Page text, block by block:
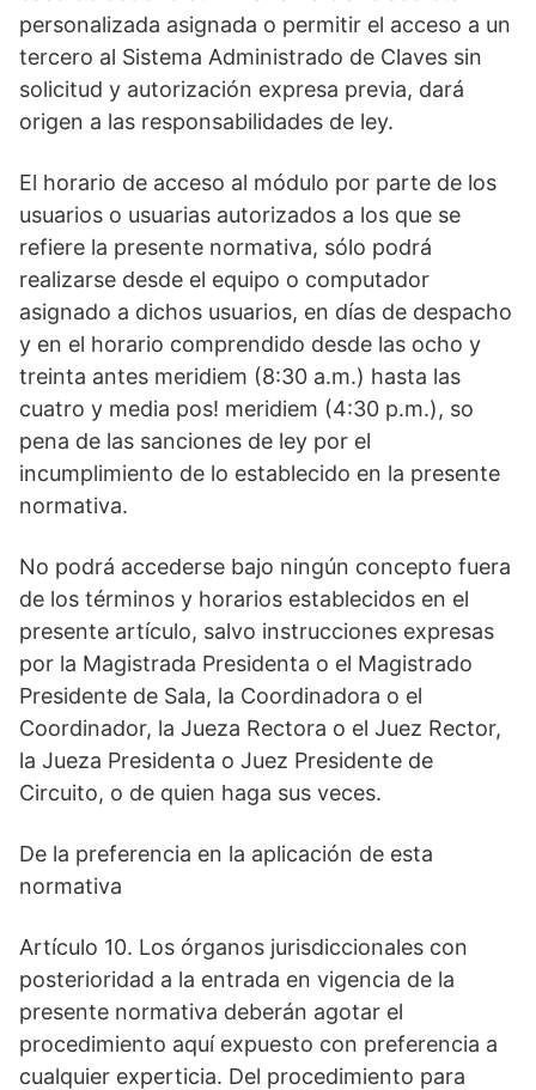
personalizada asignada o permitir el acceso a un
tercero al Sistema Administrado de Claves sin
solicitud y autorización expresa previa, dará
origen a las responsabilidades de ley.
El horario de acceso al módulo por parte de los
usuarios o usuarias autorizados a los que se
refiere la presente normativa, sólo podrá
realizarse desde el equipo o computador
asignado a dichos usuarios, en días de despacho
y en el horario comprendido desde las ocho y
treinta antes meridiem (8:30 a.m.) hasta las
cuatro y media pos! meridiem (4:30 p.m.), so
pena de las sanciones de ley por el
incumplimiento de lo establecido en la presente
normativa.
No podrá accederse bajo ningún concepto fuera
de los términos y horarios establecidos en el
presente artículo, salvo instrucciones expresas
por la Magistrada Presidenta o el Magistrado
Presidente de Sala, la Coordinadora o el
Coordinador, la Jueza Rectora o el Juez Rector,
la Jueza Presidenta o Juez Presidente de
Circuito, o de quien haga sus veces.
De la preferencia en la aplicación de esta
normativa
Artículo 10. Los órganos jurisdiccionales con
posterioridad a la entrada en vigencia de la
presente normativa deberán agotar el
procedimiento aquí expuesto con preferencia a
cualquier experticia. Del procedimiento para